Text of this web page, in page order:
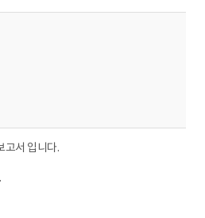
고서 입니다.